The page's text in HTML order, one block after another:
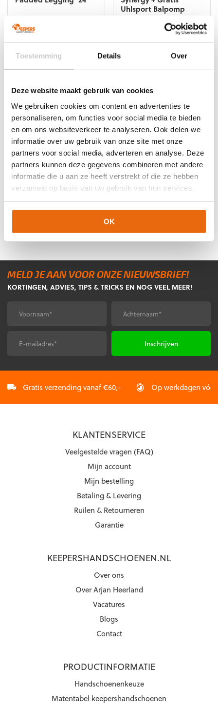
Toestemming Details Over
Deze website maakt gebruik van cookies
We gebruiken cookies om content en advertenties te
personaliseren, om functies voor social media te bieden
en om ons websiteverkeer te analyseren. Ook delen we
informatie over uw gebruik van onze site met onze
partners voor social media, adverteren en analyse. Deze
partners kunnen deze gegevens combineren met andere
informatie die u aan ze heeft verstrekt of die ze hebben
verzameld op basis van uw gebruik van hun services.
OK
€55,00
was:
€55,00.
is:
Dit
product
heeft
meerdere
Deze
kan
gekozen
worden
op
de
productpagina
Uhlsport Balpomp
Oorspronkelijke
was:
€39,95.
15,95Huidige
prijs
is:
€15,95.
product
heeft
meerdere
Deze
kan
gekozen
worden
op
de
productpagina
SALE! -60%
Uhlsport Nitro Synergy
+ Gratis Uhlsport
€34,95Oorspronkelijke
was:
€34,95.
€13,95Huidige
is:
€13,95.
product
heeft
variaties.
Deze
optie
worden
productpagina
SALE! -60%
Uhlsport Pro Synergy +
Gratis Uhlsport
€49,95Oorspronkelijke
was:
€49,95.
€19,95Huidige
is:
€19,95.
MELD JE AAN VOOR ONZE NIEUWSBRIEF!
KORTINGEN, ADVIES, TIPS & TRICKS EN NOG VEEL MEER!
Voornaam* Achternaam*
Gratis verzending vanaf €60,- Op werkdagen
KLANTENSERVICE
Veelgestelde vragen (FAQ)
Mijn account
Mijn bestelling
Betaling & Levering
Ruilen & Retourneren
Garantie
KEEPERSHANDSCHOENEN.NL
Over ons
Over Arjan Heerland
Vacatures
Blogs
Contact
PRODUCTINFORMATIE
Handschoenenkeuze
Matentabel keepershandschoenen